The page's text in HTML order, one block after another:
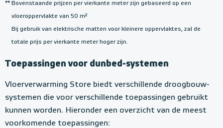
** Bovenstaande prijzen per vierkante meter zijn gebaseerd op een
vloeroppervlakte van 50 m²
Bij gebruik van elektrische matten voor kleinere oppervlaktes, zal de
totale prijs per vierkante meter hoger zijn.
Toepassingen voor dunbed-systemen
Vloerverwarming Store biedt verschillende droogbouw-
systemen die voor verschillende toepassingen gebruikt
kunnen worden. Hieronder een overzicht van de meest
voorkomende toepassingen: